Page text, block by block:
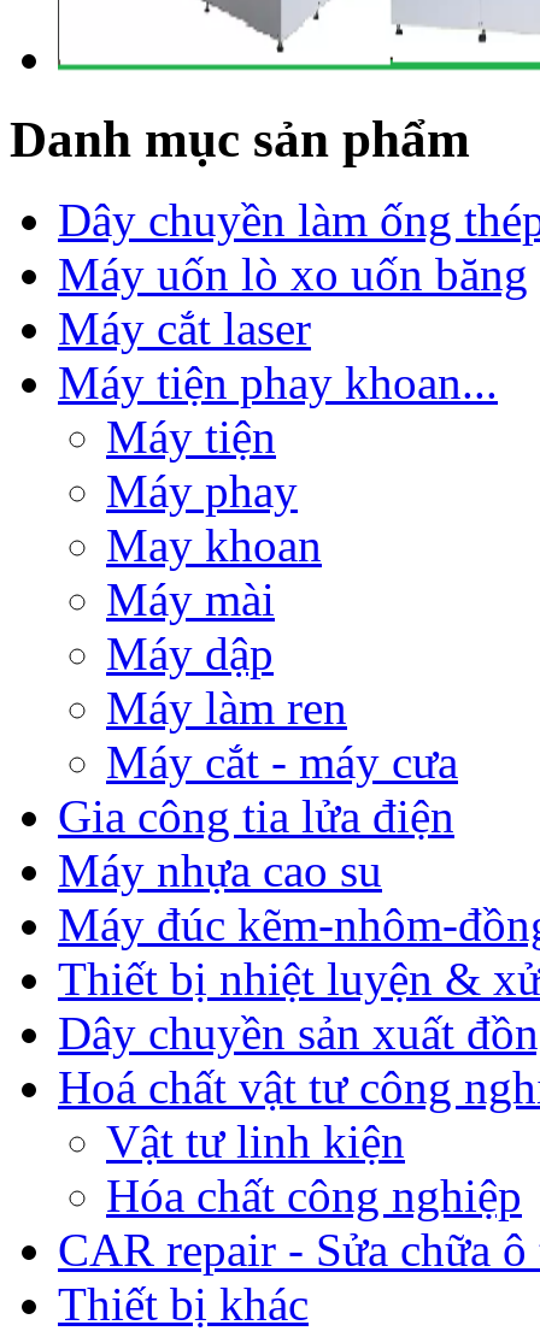
Danh mục sản phẩm
Dây chuyền làm ống
Máy uốn lò xo uốn băng
Máy cắt laser
Máy tiện phay khoan...
Máy tiện
Máy phay
May khoan
Máy mài
Máy dập
Máy làm ren
Máy cắt - máy cưa
Gia công tia lửa điện
Máy nhựa cao su
Máy đúc kẽm-nhôm-
Thiết bị nhiệt luyện &
Dây chuyền sản xuất
Hoá chất vật tư công
Vật tư linh kiện
Hóa chất công nghiệp
CAR repair - Sửa chữa ô
Thiết bị khác